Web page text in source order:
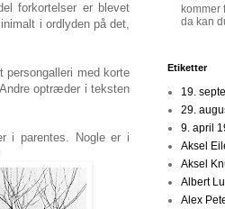
forkortelser er blevet
i ordlyden på det,
persongalleri med korte
optræder i teksten
i parentes. Nogle er i
kommer
da kan
Etiketter
19.
29.
9. april
Aksel
Aksel
Albert
Alex